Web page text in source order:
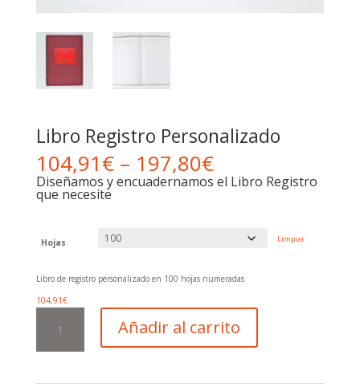
Libro Registro Personalizado
104,91€– 197,80€
Diseñamos y encuadernamos el Libro Registro
que necesite
Hojas Limpiar
Libro de registro personalizado en 100 hojas numeradas
104,91€
Registro
cantidad
Añadir al carrito